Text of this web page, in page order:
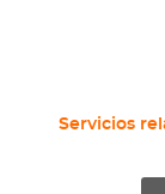
Servicios